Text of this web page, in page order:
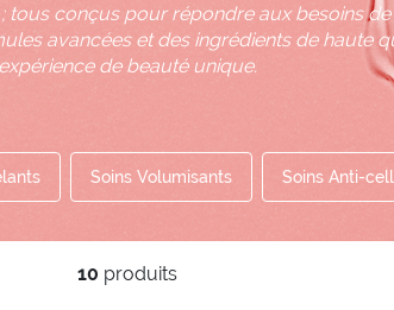
tous conçus pour répondre aux besoins
avancées et des ingrédients de haute
expérience de beauté unique.
Soins Volumisants Soins Anti-
10 produits